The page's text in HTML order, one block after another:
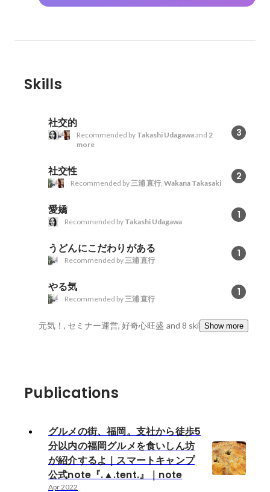
Skills
社交的
3
Recommended by Takashi Udagawaand 2
more
社交性 2
Recommended by 三浦 直行 Wakana Takasaki
愛嬌 1
Recommended by Takashi Udagawa
うどんにこだわりがある 1
Recommended by 三浦 直行
やる気 1
Recommended by 三浦 直行
元気！, セミナー運営, 好奇心旺盛 and 8 skillsShow more
Publications
グルメの街、福岡。支社から徒歩5
分以内の福岡グルメを食いしん坊
が紹介するよ｜スマートキャンプ
公式note『.▲.tent.』｜note
Apr 2022